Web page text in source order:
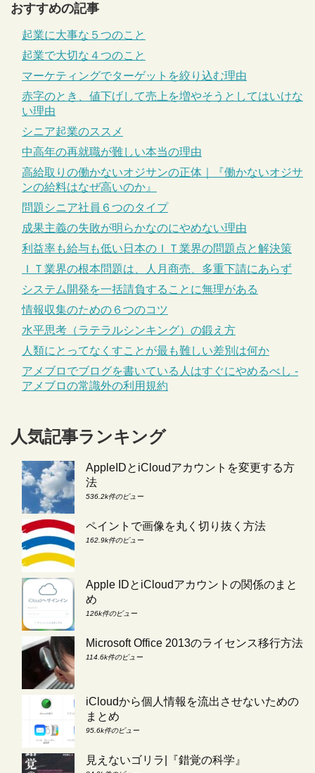
おすすめの記事
起業に大事な５つのこと
起業で大切な４つのこと
マーケティングでターゲットを絞り込む理由
赤字のとき、値下げして売上を増やそうとしてはいけな
い理由
シニア起業のススメ
中高年の再就職が難しい本当の理由
高給取りの働かないオジサンの正体｜『働かないオジサ
ンの給料はなぜ高いのか』
問題シニア社員６つのタイプ
成果主義の失敗が明らかなのにやめない理由
利益率も給与も低い日本のＩＴ業界の問題点と解決策
ＩＴ業界の根本問題は、人月商売、多重下請にあらず
システム開発を一括請負することに無理がある
情報収集のための６つのコツ
水平思考（ラテラルシンキング）の鍛え方
人類にとってなくすことが最も難しい差別は何か
アメブロでブログを書いている人はすぐにやめるべし -
アメブロの常識外の利用規約
人気記事ランキング
AppleIDとiCloudアカウントを変更する方
法
536.2k件のビュー
ペイントで画像を丸く切り抜く方法
162.9k件のビュー
Apple IDとiCloudアカウントの関係のまと
め
126k件のビュー
Microsoft Office 2013のライセンス移行方法
114.6k件のビュー
iCloudから個人情報を流出させないための
まとめ
95.6k件のビュー
見えないゴリラ|『錯覚の科学』